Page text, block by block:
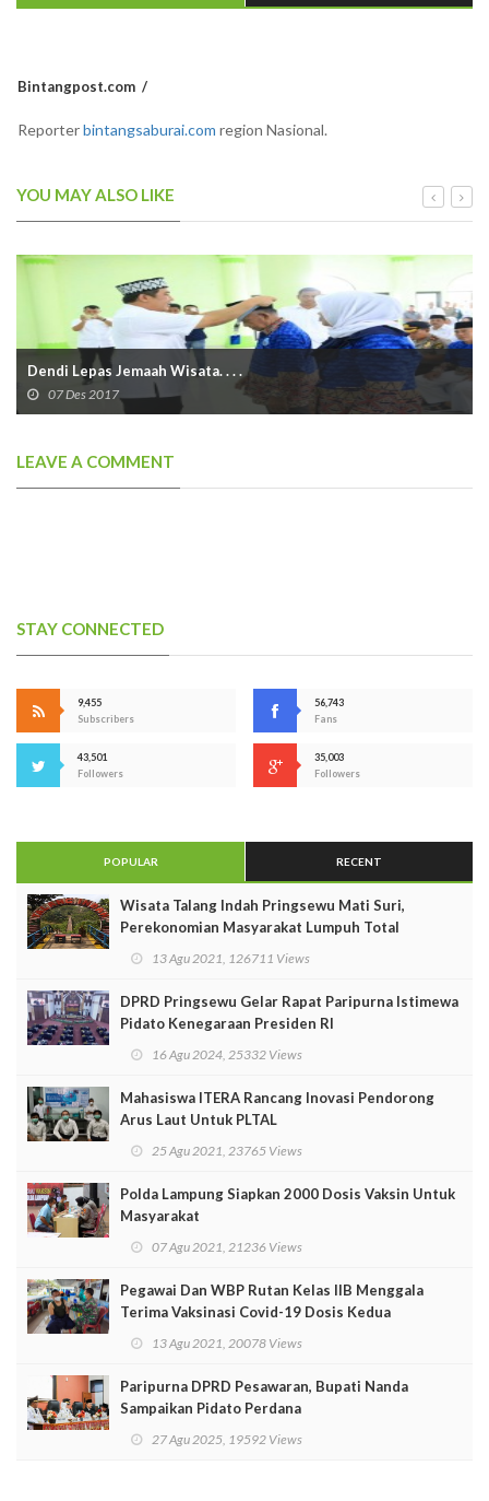
Bintangpost.com
Reporterbintangsaburai.com region Nasional.
YOU MAY ALSO LIKE
Dendi Lepas Jemaah Wisata. . . .
07 Des 2017
LEAVE A COMMENT
STAY CONNECTED
9,455
Subscribers
56,743
Fans
43,501
Followers
35,003
Followers
POPULAR RECENT
Wisata Talang Indah Pringsewu Mati Suri,
Perekonomian Masyarakat Lumpuh Total
13 Agu 2021, 126711 Views
DPRD Pringsewu Gelar Rapat Paripurna Istimewa
Pidato Kenegaraan Presiden RI
16 Agu 2024, 25332 Views
Mahasiswa ITERA Rancang Inovasi Pendorong
Arus Laut Untuk PLTAL
25 Agu 2021, 23765 Views
Polda Lampung Siapkan 2000 Dosis Vaksin Untuk
Masyarakat
07 Agu 2021, 21236 Views
Pegawai Dan WBP Rutan Kelas IIB Menggala
Terima Vaksinasi Covid-19 Dosis Kedua
13 Agu 2021, 20078 Views
Paripurna DPRD Pesawaran, Bupati Nanda
Sampaikan Pidato Perdana
27 Agu 2025, 19592 Views